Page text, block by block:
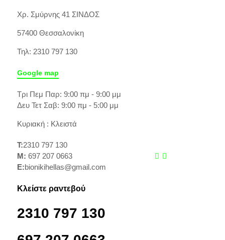
Χρ. Σμύρνης 41 ΣΙΝΔΟΣ
57400 Θεσσαλονίκη
Τηλ: 2310 797 130
Google map
Τρι Πεμ Παρ: 9:00 πμ - 9:00 μμ
Δευ Τετ Σαβ: 9:00 πμ - 5:00 μμ
Κυριακή : Κλειστά
T:2310 797 130
M: 697 207 0663
E:bionikihellas@gmail.com
Κλείστε ραντεβού
2310 797 130